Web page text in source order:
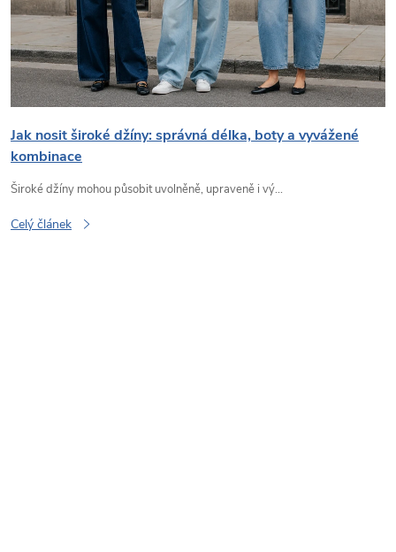
s
č
l
á
n
k
Jak nosit široké džíny: správná délka, boty a vyvážené
kombinace
Široké džíny mohou působit uvolněně, upraveně i vý...
Celý článek